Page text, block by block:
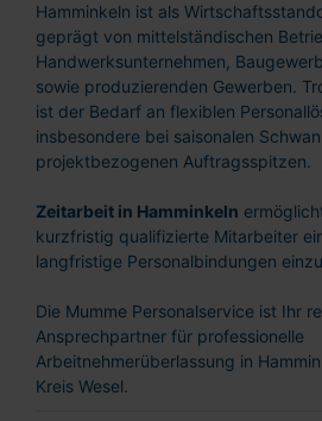
Hamminkeln ist als
geprägt von mittelständischen
Handwerksunternehmen,
sowie produzierenden Gewerben.
ist der Bedarf an flexiblen
insbesondere bei saisonalen
projektbezogenen Auftragsspitzen.
Zeitarbeit in Hamminkeln
kurzfristig qualifizierte Mitarbeiter
langfristige Personalbindungen
Die Mumme Personalservice ist Ihr
Ansprechpartner für professionelle
Arbeitnehmerüberlassung in
Kreis Wesel.